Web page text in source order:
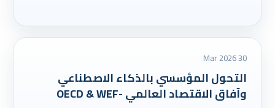
30 Mar 2026
التحول المؤسسي بالذكاء الاصطناعي
وآفاق الاقتصاد العالمي -OECD & WEF